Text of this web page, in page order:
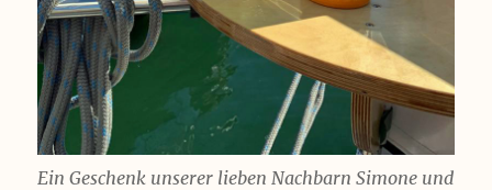
Ein Geschenk unserer lieben Nachbarn Simone und